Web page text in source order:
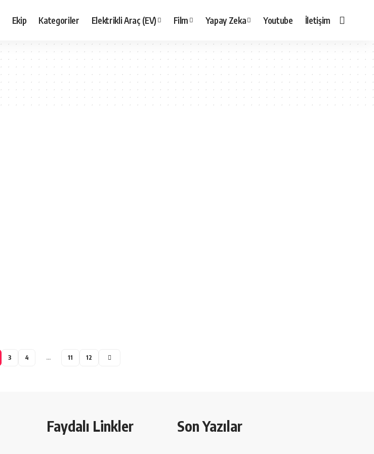
Ekip Kategoriler Elektrikli Araç (EV) Film Yapay Zeka Youtube İletişim
3 4 … 11 12
Faydalı Linkler Son Yazılar